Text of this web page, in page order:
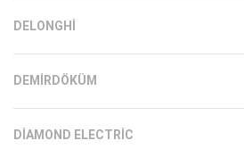
DELONGHI
DEMIRDÖKÜM
DIAMOND ELECTRIC